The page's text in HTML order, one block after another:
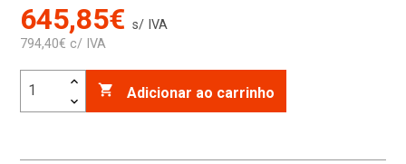
645,85€ s/ IVA
794,40€ c/ IVA
 Adicionar ao carrinho